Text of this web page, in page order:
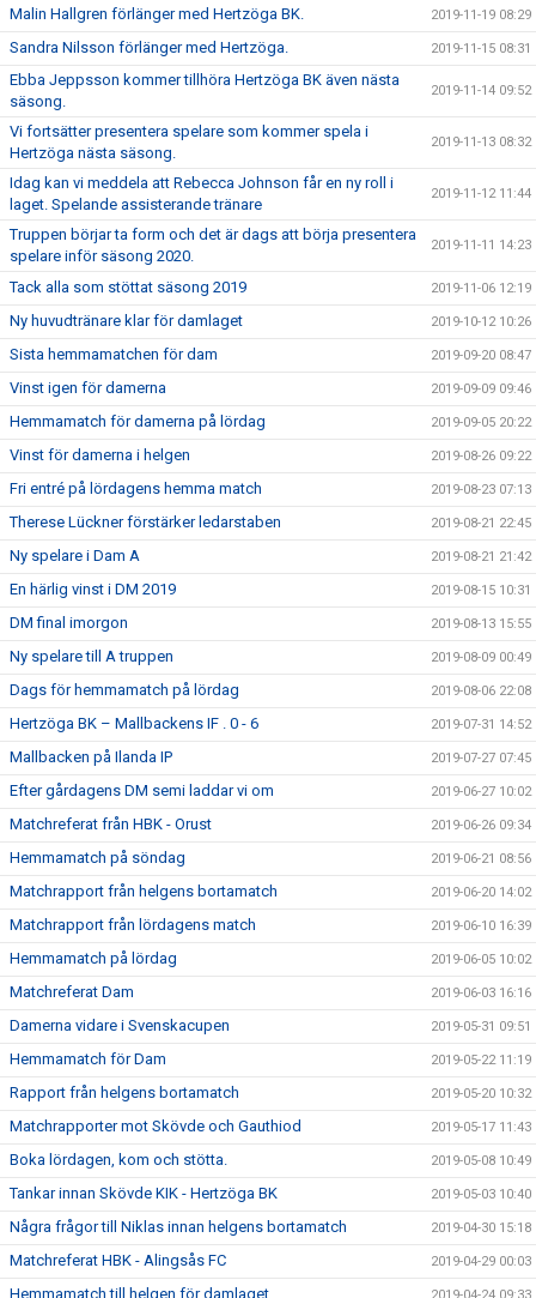
Malin Hallgren förlänger med Hertzöga BK. 2019-11-19 08:29
Sandra Nilsson förlänger med Hertzöga. 2019-11-15 08:31
Ebba Jeppsson kommer tillhöra Hertzöga BK även nästa
säsong.
2019-11-14 09:52
Vi fortsätter presentera spelare som kommer spela i
Hertzöga nästa säsong.
2019-11-13 08:32
Idag kan vi meddela att Rebecca Johnson får en ny roll i
laget. Spelande assisterande tränare
2019-11-12 11:44
Truppen börjar ta form och det är dags att börja presentera
spelare inför säsong 2020.
2019-11-11 14:23
Tack alla som stöttat säsong 2019 2019-11-06 12:19
Ny huvudtränare klar för damlaget 2019-10-12 10:26
Sista hemmamatchen för dam 2019-09-20 08:47
Vinst igen för damerna 2019-09-09 09:46
Hemmamatch för damerna på lördag 2019-09-05 20:22
Vinst för damerna i helgen 2019-08-26 09:22
Fri entré på lördagens hemma match 2019-08-23 07:13
Therese Lückner förstärker ledarstaben 2019-08-21 22:45
Ny spelare i Dam A 2019-08-21 21:42
En härlig vinst i DM 2019 2019-08-15 10:31
DM final imorgon 2019-08-13 15:55
Ny spelare till A truppen 2019-08-09 00:49
Dags för hemmamatch på lördag 2019-08-06 22:08
Hertzöga BK – Mallbackens IF . 0 - 6 2019-07-31 14:52
Mallbacken på Ilanda IP 2019-07-27 07:45
Efter gårdagens DM semi laddar vi om 2019-06-27 10:02
Matchreferat från HBK - Orust 2019-06-26 09:34
Hemmamatch på söndag 2019-06-21 08:56
Matchrapport från helgens bortamatch 2019-06-20 14:02
Matchrapport från lördagens match 2019-06-10 16:39
Hemmamatch på lördag 2019-06-05 10:02
Matchreferat Dam 2019-06-03 16:16
Damerna vidare i Svenskacupen 2019-05-31 09:51
Hemmamatch för Dam 2019-05-22 11:19
Rapport från helgens bortamatch 2019-05-20 10:32
Matchrapporter mot Skövde och Gauthiod 2019-05-17 11:43
Boka lördagen, kom och stötta. 2019-05-08 10:49
Tankar innan Skövde KIK - Hertzöga BK 2019-05-03 10:40
Några frågor till Niklas innan helgens bortamatch 2019-04-30 15:18
Matchreferat HBK - Alingsås FC 2019-04-29 00:03
Hemmamatch till helgen för damlaget